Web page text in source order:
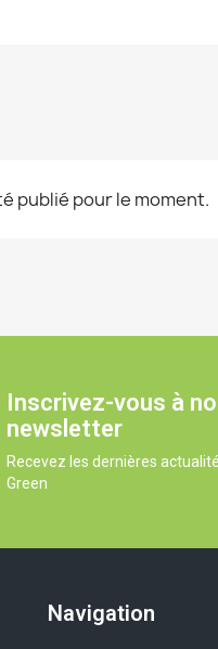
publié pour le moment.
Inscrivez-vous à
newsletter
Recevez les dernières
Green
Navigation